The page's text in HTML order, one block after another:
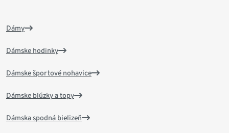
Dámy
Dámske hodinky
Dámske športové nohavice
Dámske blúzky a topy
Dámska spodná bielizeň